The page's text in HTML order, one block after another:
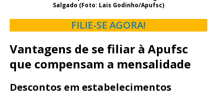
Salgado (Foto: Lais Godinho/Apufsc)
FILIE-SE AGORA!
Vantagens de se filiar à Apufsc
que compensam a mensalidade
Descontos em estabelecimentos